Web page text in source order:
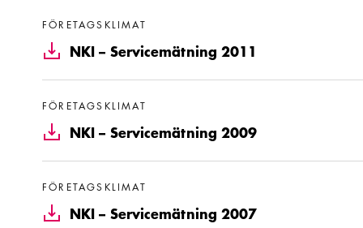
FÖRETAGSKLIMAT
NKI – Servicemätning 2011
Läs mer om NKI – Servicemätning 2011
FÖRETAGSKLIMAT
NKI – Servicemätning 2009
Läs mer om NKI – Servicemätning 2009
FÖRETAGSKLIMAT
NKI – Servicemätning 2007
Läs mer om NKI – Servicemätning 2007